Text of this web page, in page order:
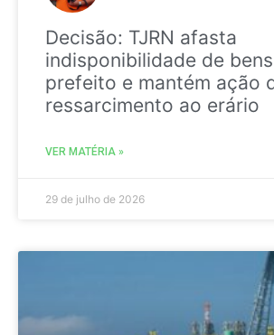
Decisão: TJRN afasta
indisponibilidade de
prefeito e mantém ação
ressarcimento ao erário
VER MATÉRIA »
29 de julho de 2026